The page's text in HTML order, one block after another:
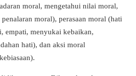
moral, mengetahui nilai moral,
moral), perasaan moral (hati
empati, menyukai kebaikan,
hati), dan aksi moral